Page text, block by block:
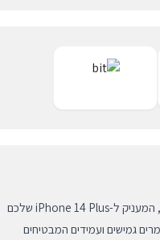
הכירו את כיסוי הסיליקון האיכותי של מותג היוקרה DECODED, המעניק ל-iPhone 14 Plus שלכם
גמישים ועמידים המבטיחים